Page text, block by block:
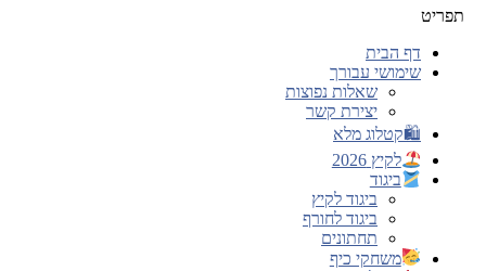
תפריט
דף הבית
שימושי עבורך
שאלות נפוצות
יצירת קשר
🛍קטלוג מלא
לקיץ 2026
ביגוד
ביגוד לקיץ
ביגוד לחורף
תחתונים
משחקי כיף